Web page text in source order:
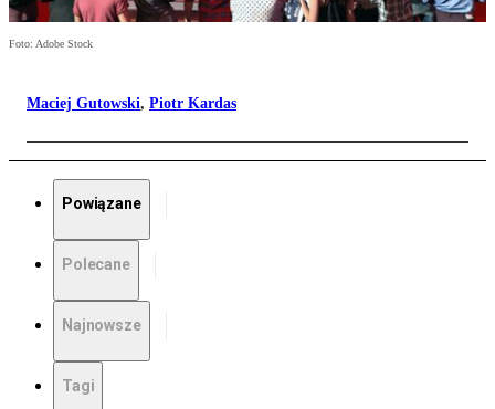
Foto: Adobe Stock
Maciej Gutowski, Piotr Kardas
Powiązane
Polecane
Najnowsze
Tagi